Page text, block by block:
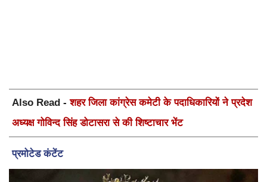
Also Read -शहर जिला कांग्रेस कमेटी के पदाधिकारियों ने प्रदेश
अध्यक्ष गोविन्द सिंह डोटासरा से की शिष्टाचार भेंट